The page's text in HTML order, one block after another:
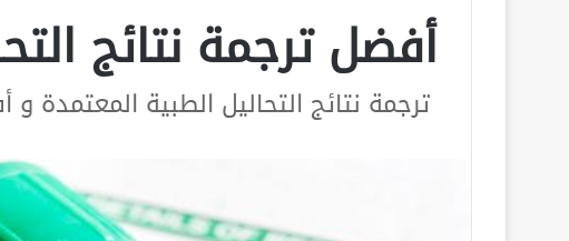
أفضل ترجمة نتائج
ترجمة نتائج التحاليل الطبية المعتمدة